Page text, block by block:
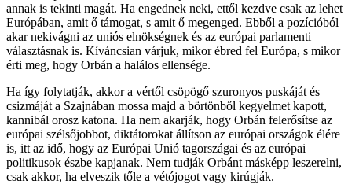
annak is tekinti magát. Ha engednek neki, ettől kezdve csak az lehet
Európában, amit ő támogat, s amit ő megenged. Ebből a pozícióból
akar nekivágni az uniós elnökségnek és az európai parlamenti
választásnak is. Kíváncsian várjuk, mikor ébred fel Európa, s mikor
érti meg, hogy Orbán a halálos ellensége.
Ha így folytatják, akkor a vértől csöpögő szuronyos puskáját és
csizmáját a Szajnában mossa majd a börtönből kegyelmet kapott,
kannibál orosz katona. Ha nem akarják, hogy Orbán felerősítse az
európai szélsőjobbot, diktátorokat állítson az európai országok élére
is, itt az idő, hogy az Európai Unió tagországai és az európai
politikusok észbe kapjanak. Nem tudják Orbánt másképp leszerelni,
csak akkor, ha elveszik tőle a vétójogot vagy kirúgják.